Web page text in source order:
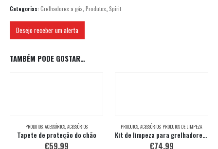
Categorias:Grelhadores a gás,Produtos, Spirit
Desejo receber um alerta
TAMBÉM PODE GOSTAR…
PRODUTOS ACESSÓRIOS ACESSÓRIOS
Tapete de proteção do chão
€59.99
PRODUTOS ACESSÓRIOS PRODUTOS DE LIMPEZA
Kit de limpeza para grelhadores a gás esmaltados
€74.99